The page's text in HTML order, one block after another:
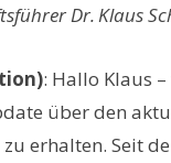
Dr. Klaus
: Hallo Klaus
über den
erhalten. Seit